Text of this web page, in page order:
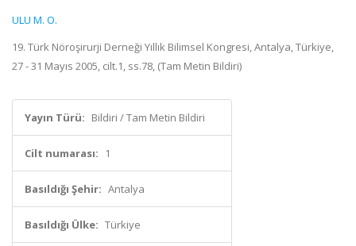
ULU M. O.
19. Türk Nöroşirurji Derneği Yıllık Bilimsel Kongresi, Antalya, Türkiye,
27 - 31 Mayıs 2005, cilt.1, ss.78, (Tam Metin Bildiri)
Yayın Türü: Bildiri / Tam Metin Bildiri
Cilt numarası: 1
Basıldığı Şehir: Antalya
Basıldığı Ülke: Türkiye